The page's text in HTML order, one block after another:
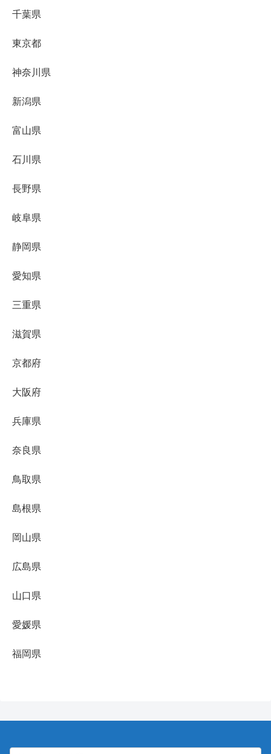
千葉県
東京都
神奈川県
新潟県
富山県
石川県
長野県
岐阜県
静岡県
愛知県
三重県
滋賀県
京都府
大阪府
兵庫県
奈良県
鳥取県
島根県
岡山県
広島県
山口県
愛媛県
福岡県